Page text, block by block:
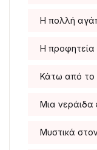
Η πολλή
Η προφητεία
Κάτω από το
Μια νεράιδα
Μυστικά στον